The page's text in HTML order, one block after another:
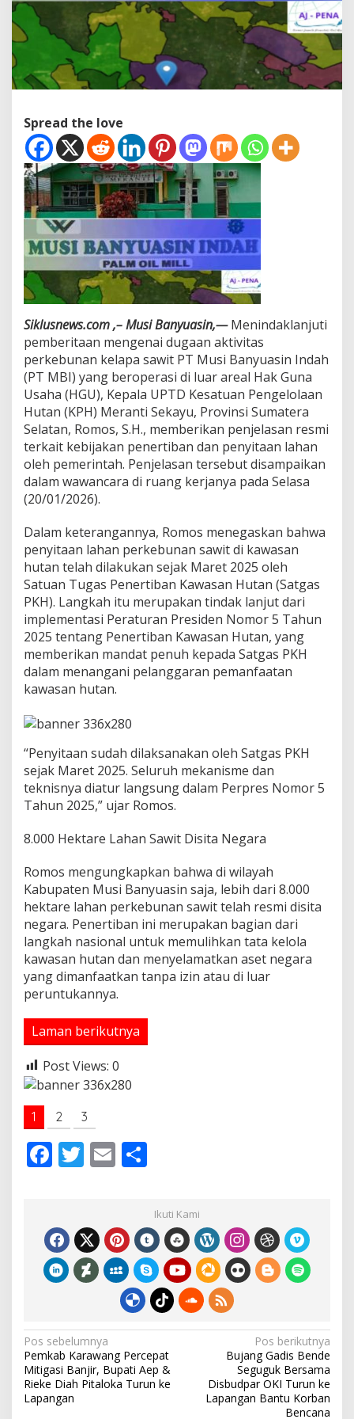
r
a
h
k
a
n
T
A
g
r
i
n
s
,
I
n
e
n
j
e
l
a
s
a
n
K
P
H
r
a
n
t
i
Spread the love
Siklusnews.com ,– Musi Banyuasin,—Menindaklanjuti
pemberitaan mengenai dugaan aktivitas
perkebunan kelapa sawit PT Musi Banyuasin Indah
(PT MBI) yang beroperasi di luar areal Hak Guna
Usaha (HGU), Kepala UPTD Kesatuan Pengelolaan
Hutan (KPH) Meranti Sekayu, Provinsi Sumatera
Selatan, Romos, S.H., memberikan penjelasan resmi
terkait kebijakan penertiban dan penyitaan lahan
oleh pemerintah. Penjelasan tersebut disampaikan
dalam wawancara di ruang kerjanya pada Selasa
(20/01/2026).
Dalam keterangannya, Romos menegaskan bahwa
penyitaan lahan perkebunan sawit di kawasan
hutan telah dilakukan sejak Maret 2025 oleh
Satuan Tugas Penertiban Kawasan Hutan (Satgas
PKH). Langkah itu merupakan tindak lanjut dari
implementasi Peraturan Presiden Nomor 5 Tahun
2025 tentang Penertiban Kawasan Hutan, yang
memberikan mandat penuh kepada Satgas PKH
dalam menangani pelanggaran pemanfaatan
kawasan hutan.
“Penyitaan sudah dilaksanakan oleh Satgas PKH
sejak Maret 2025. Seluruh mekanisme dan
teknisnya diatur langsung dalam Perpres Nomor 5
Tahun 2025,” ujar Romos.
8.000 Hektare Lahan Sawit Disita Negara
Romos mengungkapkan bahwa di wilayah
Kabupaten Musi Banyuasin saja, lebih dari 8.000
hektare lahan perkebunan sawit telah resmi disita
negara. Penertiban ini merupakan bagian dari
langkah nasional untuk memulihkan tata kelola
kawasan hutan dan menyelamatkan aset negara
yang dimanfaatkan tanpa izin atau di luar
peruntukannya.
Laman berikutnya
Post Views: 0
1 2 3
F
b
o
o
T
er
E
l
ar
eIkuti Kami
N
a
v
i
Pos sebelumnya
Pemkab Karawang Percepat
Mitigasi Banjir, Bupati Aep &
Rieke Diah Pitaloka Turun ke
Lapangan
Pos berikutnya
Bujang Gadis Bende
Seguguk Bersama
Disbudpar OKI Turun ke
Lapangan Bantu Korban
Bencana